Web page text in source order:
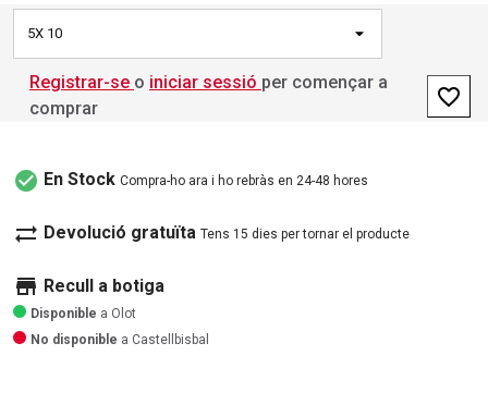
5X 10
Registrar-se o iniciar sessió per començar a
comprar
favorite_border
check_circle En Stock Compra-ho ara i ho rebràs en 24-48 hores
sync_alt Devolució gratuïta Tens 15 dies per tornar el producte
store Recull a botiga
Disponible a Olot
No disponible a Castellbisbal